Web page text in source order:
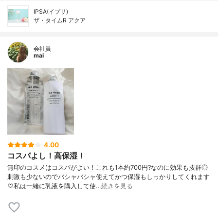
IPSA(イプサ)
ザ・タイムR アクア
会社員
mai
4.00
コスパよし！高保湿！
無印のコスメはコスパがよい！これも1本約700円?なのに効果も抜群◎
刺激も少ないのでバシャバシャ使えてかつ保湿もしっかりしてくれます
♡私は一緒に乳液を購入して使…続きを見る